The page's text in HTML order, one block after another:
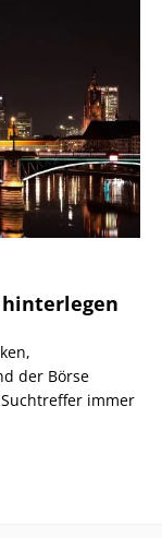
hinterlegen
der Börse
immer